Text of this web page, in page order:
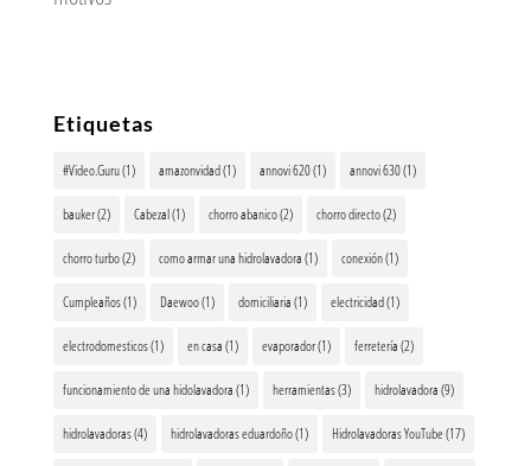
Etiquetas
#Video.Guru(1) amazonvidad(1) annovi 620(1) annovi 630(1)
bauker(2) Cabezal(1) chorro abanico(2) chorro directo(2)
chorro turbo(2) como armar una hidrolavadora(1) conexión(1)
Cumpleaños(1) Daewoo(1) domiciliaria(1) electricidad(1)
electrodomesticos(1) en casa(1) evaporador(1) ferretería(2)
funcionamiento de una hidolavadora(1) herramientas(3) hidrolavadora(9)
hidrolavadoras(4) hidrolavadoras eduardoño(1) Hidrolavadoras YouTube(17)